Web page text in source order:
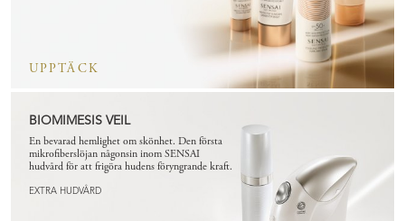
UPPTÄCK
BIOMIMESIS VEIL
En bevarad hemlighet om skönhet. Den första
mikrofiberslöjan någonsin inom SENSAI
hudvård för att frigöra hudens föryngrande kraft.
EXTRA HUDVÅRD